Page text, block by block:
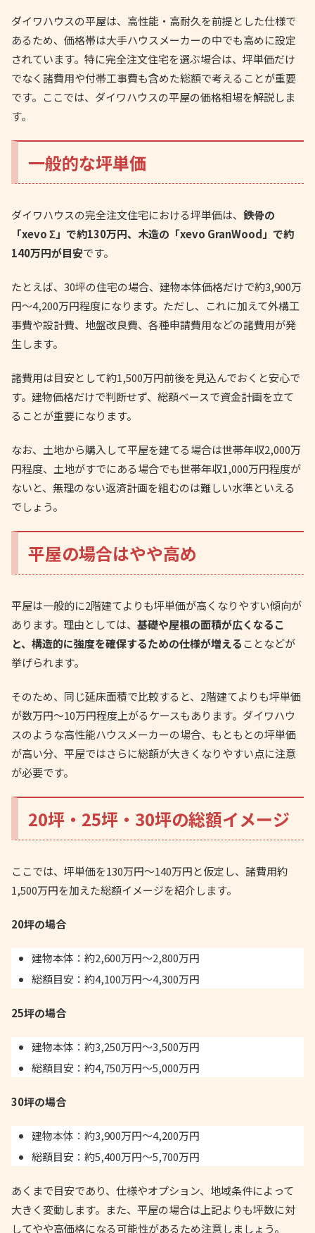
ダイワハウスの平屋は、高性能・高耐久を前提とした仕様で
あるため、価格帯は大手ハウスメーカーの中でも高めに設定
されています。特に完全注文住宅を選ぶ場合は、坪単価だけ
でなく諸費用や付帯工事費も含めた総額で考えることが重要
です。ここでは、ダイワハウスの平屋の価格相場を解説しま
す。
一般的な坪単価
ダイワハウスの完全注文住宅における坪単価は、 鉄骨の
「xevo Σ」で約130万円、木造の「xevo GranWood」で約
140万円が目安です。
たとえば、30坪の住宅の場合、建物本体価格だけで約3,900万
円〜4,200万円程度になります。ただし、これに加えて外構工
事費や設計費、地盤改良費、各種申請費用などの諸費用が発
生します。
諸費用は目安として約1,500万円前後を見込んでおくと安心で
す。建物価格だけで判断せず、総額ベースで資金計画を立て
ることが重要になります。
なお、土地から購入して平屋を建てる場合は世帯年収2,000万
円程度、土地がすでにある場合でも世帯年収1,000万円程度が
ないと、無理のない返済計画を組むのは難しい水準といえる
でしょう。
平屋の場合はやや高め
平屋は一般的に2階建てよりも坪単価が高くなりやすい傾向が
あります。理由としては、 基礎や屋根の面積が広くなるこ
と、構造的に強度を確保するための仕様が増えることなどが
挙げられます。
そのため、同じ延床面積で比較すると、2階建てよりも坪単価
が数万円〜10万円程度上がるケースもあります。ダイワハウ
スのような高性能ハウスメーカーの場合、もともとの坪単価
が高い分、平屋ではさらに総額が大きくなりやすい点に注意
が必要です。
20坪・25坪・30坪の総額イメージ
ここでは、坪単価を130万円〜140万円と仮定し、諸費用約
1,500万円を加えた総額イメージを紹介します。
20坪の場合
建物本体：約2,600万円〜2,800万円
総額目安：約4,100万円〜4,300万円
25坪の場合
建物本体：約3,250万円〜3,500万円
総額目安：約4,750万円〜5,000万円
30坪の場合
建物本体：約3,900万円〜4,200万円
総額目安：約5,400万円〜5,700万円
あくまで目安であり、仕様やオプション、地域条件によって
大きく変動します。また、平屋の場合は上記よりも坪数に対
してやや高価格になる可能性があるため注意しましょう。